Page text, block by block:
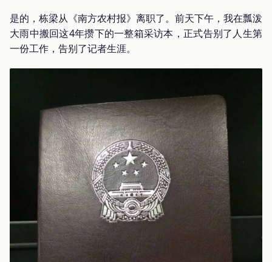
是的，栋梁从《南方农村报》离职了。前天下午，我在瓢泼
大雨中搬回这4年攒下的一整箱采访本，正式告别了人生第
一份工作，告别了记者生涯。